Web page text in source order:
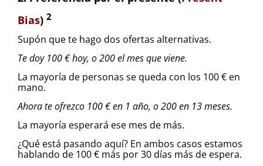
Bias) 2
Supón que te hago dos ofertas alternativas.
Te doy 100 € hoy, o 200 el mes que viene.
La mayoría de personas se queda con los 100 € en
mano.
Ahora te ofrezco 100 € en 1 año, o 200 en 13 meses.
La mayoría esperará ese mes de más.
¿Qué está pasando aquí? En ambos casos estamos
hablando de 100 € más por 30 días más de espera.